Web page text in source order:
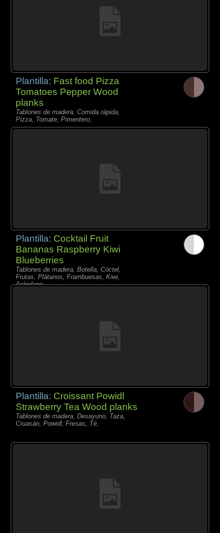
Plantilla: Fast food Pizza
Tomatoes Pepper Wood
planks
Tablones de madera, Comida rápida,
Pizza, Tomate, Pimentero,
Plantilla: Cocktail Fruit
Bananas Raspberry Kiwi
Blueberries
Tablones de madera, Botella, Cóctel,
Frutas, Plátanos, Frambuesas, Kiwi,
Arándano,
Plantilla: Croissant Powidl
Strawberry Tea Wood planks
Tablones de madera, Desayuno, Taza,
Cruasán, Powidl, Fresas, Té,